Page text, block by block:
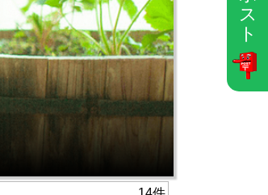
ス
ト